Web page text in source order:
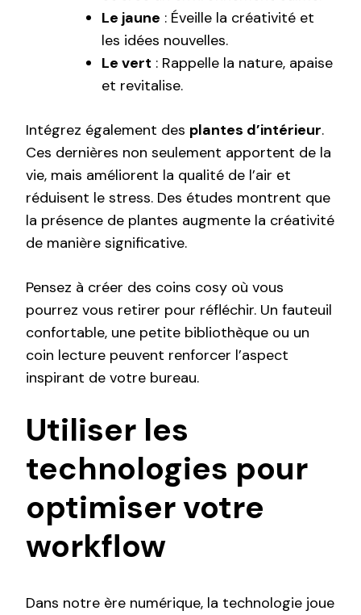
Le jaune : Éveille la créativité et
les idées nouvelles.
Le vert : Rappelle la nature, apaise
et revitalise.
Intégrez également des plantes d’intérieur.
Ces dernières non seulement apportent de la
vie, mais améliorent la qualité de l’air et
réduisent le stress. Des études montrent que
la présence de plantes augmente la créativité
de manière significative.
Pensez à créer des coins cosy où vous
pourrez vous retirer pour réfléchir. Un fauteuil
confortable, une petite bibliothèque ou un
coin lecture peuvent renforcer l’aspect
inspirant de votre bureau.
Utiliser les
technologies pour
optimiser votre
workflow
Dans notre ère numérique, la technologie joue